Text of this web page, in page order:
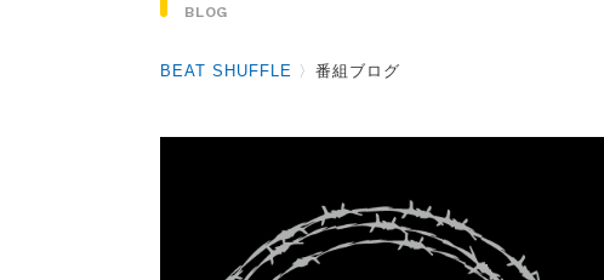
BLOG
BEAT SHUFFLE 〉 番組ブログ